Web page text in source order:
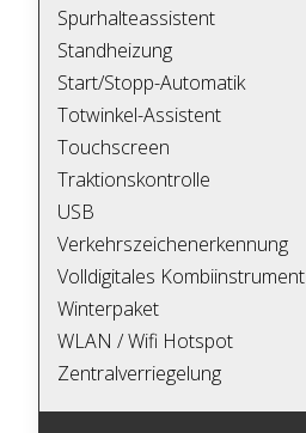
Spurhalteassistent
Standheizung
Start/Stopp-Automatik
Totwinkel-Assistent
Touchscreen
Traktionskontrolle
USB
Verkehrszeichenerkennung
Volldigitales Kombiinstrument
Winterpaket
WLAN / Wifi Hotspot
Zentralverriegelung